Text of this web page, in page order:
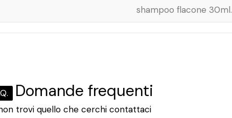
shampoo flacone 30ml.
Domande frequenti
trovi quello che cerchi contattaci